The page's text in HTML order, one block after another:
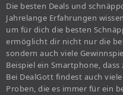
Die besten Deals und
Jahrelange Erfahrungen
um für dich die besten
ermöglicht dir nicht nur die
sondern auch viele
Beispiel ein Smartphone,
Bei DealGott findest auch
Proben, die es immer für ein